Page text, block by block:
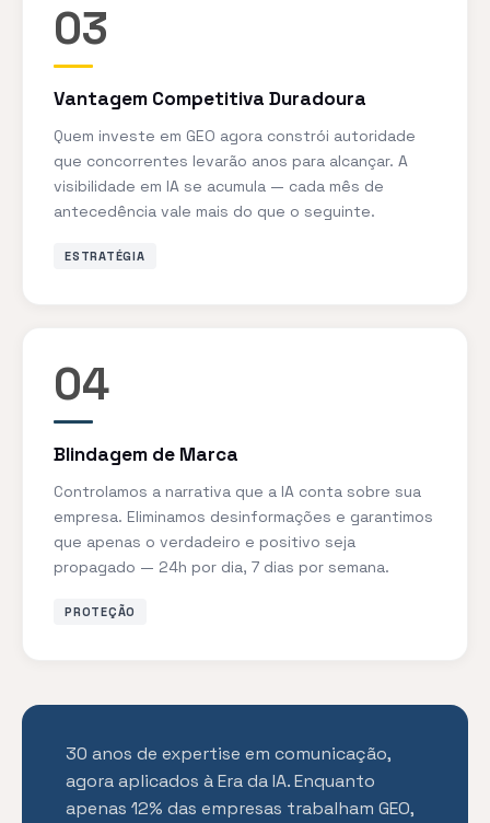
03
Vantagem Competitiva Duradoura
Quem investe em GEO agora constrói autoridade
que concorrentes levarão anos para alcançar. A
visibilidade em IA se acumula — cada mês de
antecedência vale mais do que o seguinte.
ESTRATÉGIA
04
Blindagem de Marca
Controlamos a narrativa que a IA conta sobre sua
empresa. Eliminamos desinformações e garantimos
que apenas o verdadeiro e positivo seja
propagado — 24h por dia, 7 dias por semana.
PROTEÇÃO
30 anos de expertise em comunicação,
agora aplicados à Era da IA. Enquanto
apenas 12% das empresas trabalham GEO,